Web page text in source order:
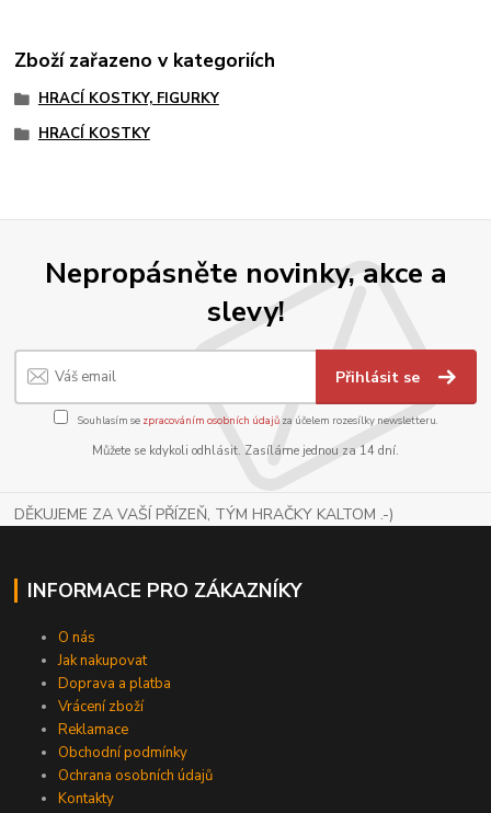
Zboží zařazeno v kategoriích
HRACÍ KOSTKY, FIGURKY
HRACÍ KOSTKY
Nepropásněte novinky, akce a
slevy!
Přihlásit se
Souhlasím se zpracováním osobních údajůza účelem rozesílky newsletteru.
Můžete se kdykoli odhlásit. Zasíláme jednou za 14 dní.
DĚKUJEME ZA VAŠÍ PŘÍZEŇ, TÝM HRAČKY KALTOM .-)
INFORMACE PRO ZÁKAZNÍKY
O nás
Jak nakupovat
Doprava a platba
Vrácení zboží
Reklamace
Obchodní podmínky
Ochrana osobních údajů
Kontakty